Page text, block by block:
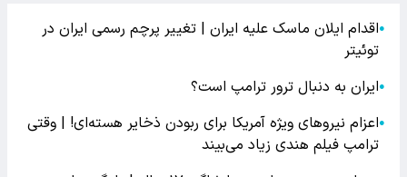
●اقدام ایلان ماسک علیه ایران | تغییر پرچم رسمی ایران در
توئیتر
●ایران به دنبال ترور ترامپ است؟
●اعزام نیروهای ویژه آمریکا برای ربودن ذخایر هسته‌ای! | وقتی
ترامپ فیلم هندی زیاد می‌بیند